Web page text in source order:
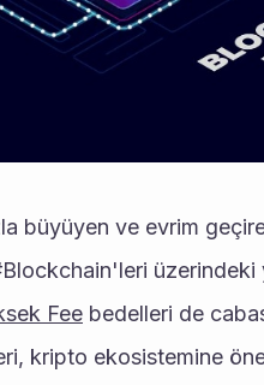
üzerindeki
Fee bedelleri de
kripto ekosistemine